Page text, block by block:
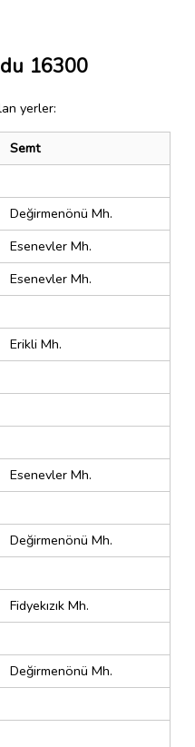
16300
yerler:
Semt
Değirmenönü Mh.
Esenevler Mh.
Esenevler Mh.
Erikli Mh.
Esenevler Mh.
Değirmenönü Mh.
Fidyekızık Mh.
Değirmenönü Mh.